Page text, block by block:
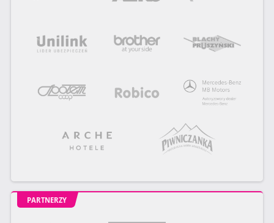
PARTNERZY